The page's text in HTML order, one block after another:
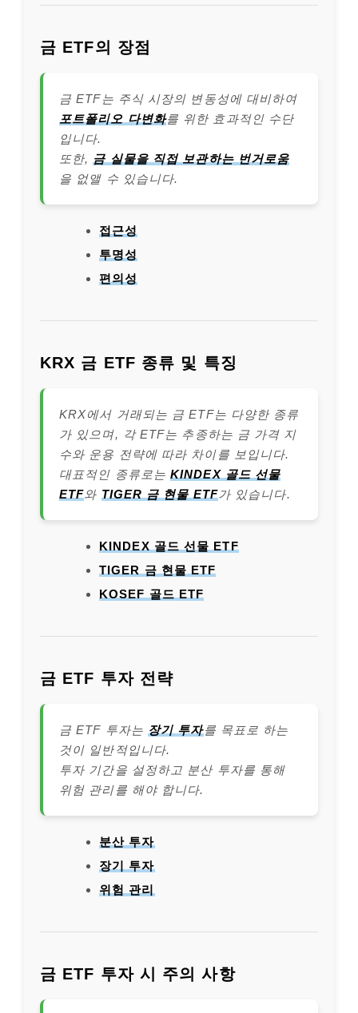
금 ETF의 장점
금 ETF는 주식 시장의 변동성에 대비하여
포트폴리오 다변화를 위한 효과적인 수단
입니다.
또한, 금 실물을 직접 보관하는 번거로움
을 없앨 수 있습니다.
접근성
투명성
편의성
KRX 금 ETF 종류 및 특징
KRX에서 거래되는 금 ETF는 다양한 종류
가 있으며, 각 ETF는 추종하는 금 가격 지
수와 운용 전략에 따라 차이를 보입니다.
대표적인 종류로는 KINDEX 골드 선물
ETF와 TIGER 금 현물 ETF가 있습니다.
KINDEX 골드 선물 ETF
TIGER 금 현물 ETF
KOSEF 골드 ETF
금 ETF 투자 전략
금 ETF 투자는 장기 투자를 목표로 하는
것이 일반적입니다.
투자 기간을 설정하고 분산 투자를 통해
위험 관리를 해야 합니다.
분산 투자
장기 투자
위험 관리
금 ETF 투자 시 주의 사항